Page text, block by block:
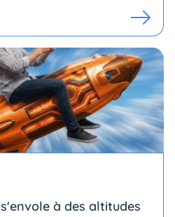
à des altitudes